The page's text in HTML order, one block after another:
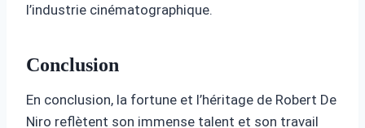
l’industrie cinématographique.
Conclusion
En conclusion, la fortune et l’héritage de Robert De
Niro reflètent son immense talent et son travail